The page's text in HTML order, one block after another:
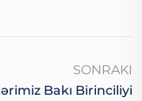
SONRAKI
Bakı Birinciliyi